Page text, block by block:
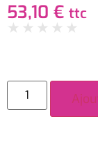
53,10 € ttc
★ ★ ★ ★ ★